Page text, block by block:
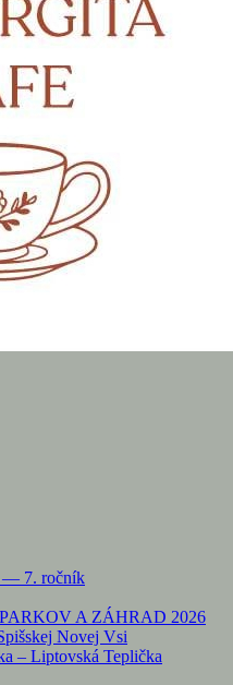
— 7. ročník
A ZÁHRAD 2026
Novej Vsi
– Liptovská Teplička